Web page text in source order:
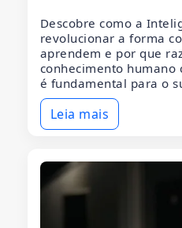
Descobre como a
revolucionar a forma
aprendem e por que
conhecimento humano
é fundamental para o
Leia mais